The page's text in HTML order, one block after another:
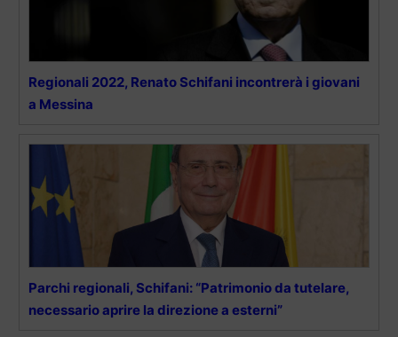
Regionali 2022, Renato Schifani incontrerà i giovani
a Messina
Parchi regionali, Schifani: “Patrimonio da tutelare,
necessario aprire la direzione a esterni”